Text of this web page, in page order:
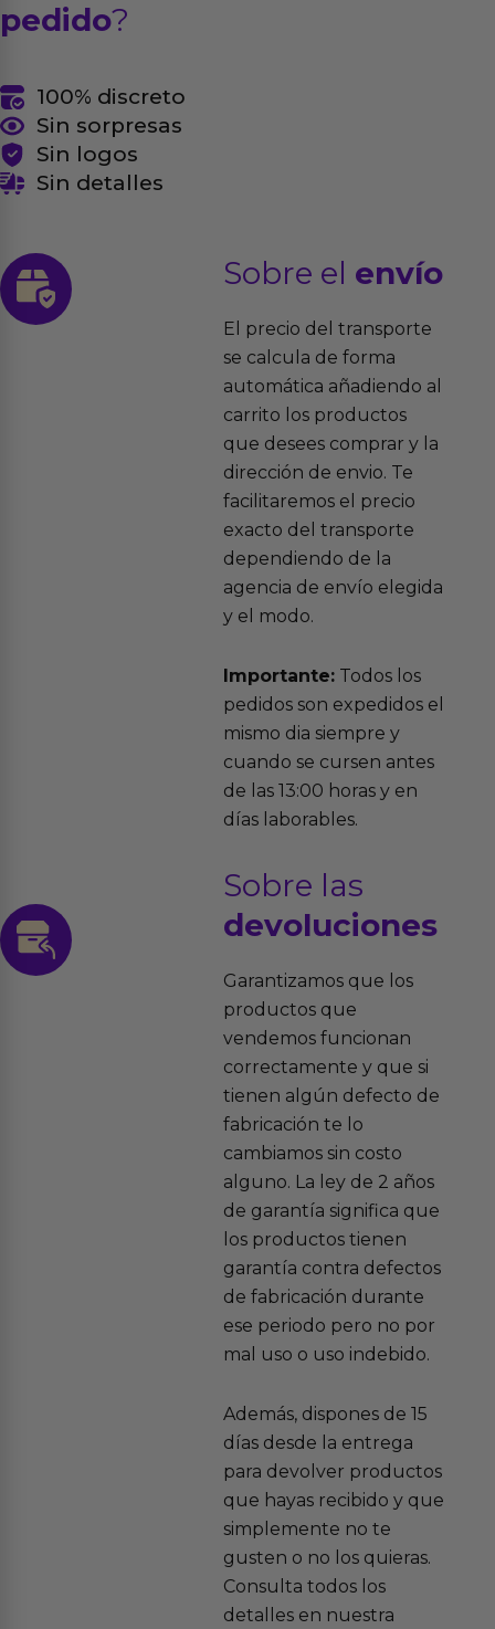
pedido?
100% discreto
Sin sorpresas
Sin logos
Sin detalles
Sobre el envío
El precio del transporte
se calcula de forma
automática añadiendo al
carrito los productos
que desees comprar y la
dirección de envio. Te
facilitaremos el precio
exacto del transporte
dependiendo de la
agencia de envío elegida
y el modo.
Importante:Todos los
pedidos son expedidos el
mismo dia siempre y
cuando se cursen antes
de las 13:00 horas y en
días laborables.
Sobre las
devoluciones
Garantizamos que los
productos que
vendemos funcionan
correctamente y que si
tienen algún defecto de
fabricación te lo
cambiamos sin costo
alguno. La ley de 2 años
de garantía significa que
los productos tienen
garantía contra defectos
de fabricación durante
ese periodo pero no por
mal uso o uso indebido.
Además, dispones de 15
días desde la entrega
para devolver productos
que hayas recibido y que
simplemente no te
gusten o no los quieras.
Consulta todos los
detalles en nuestra